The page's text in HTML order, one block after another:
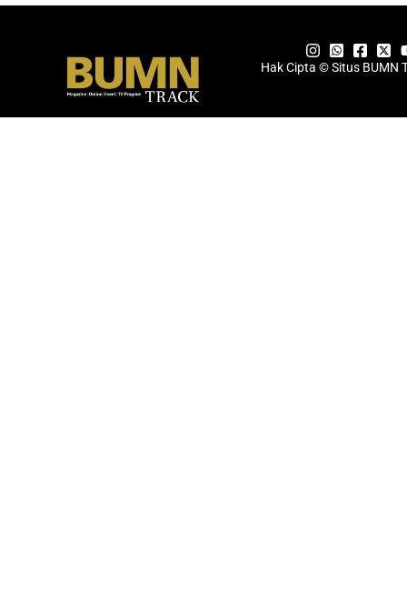
Hak Cipta © Situs BUMN